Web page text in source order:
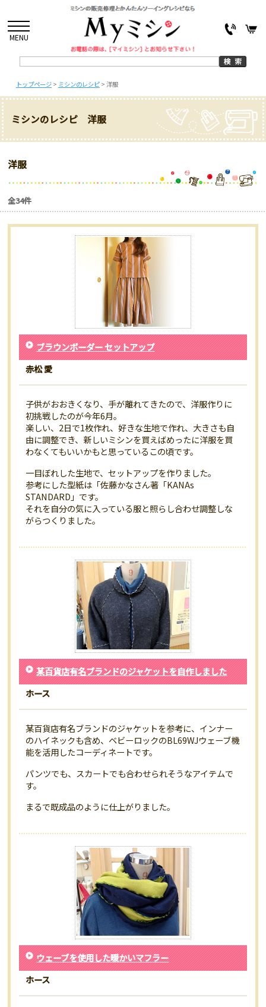
MENU
トップページ> ミシンのレシピ> 洋服
ミシンのレシピ 洋服
洋服
全34件
ブラウンボーダー セットアップ
赤松 愛
子供がおおきくなり、手が離れてきたので、洋服作りに
初挑戦したのが今年6月。
楽しい、2日で1枚作れ、好きな生地で作れ、大きさも自
由に調整でき、新しいミシンを買えばめったに洋服を買
わなくてもいいかもと思っているこの頃です。
一目ぼれした生地で、セットアップを作りました。
参考にした型紙は「佐藤かなさん著「KANAs
STANDARD」です。
それを自分の気に入っている服と照らし合わせ調整しな
がらつくりました。
某百貨店有名ブランドのジャケットを自作しました
ホース
某百貨店有名ブランドのジャケットを参考に、インナー
のハイネックも含め、ベビーロックのBL69WJウェーブ機
能を活用したコーディネートです。
パンツでも、スカートでも合わせられそうなアイテムで
す。
まるで既成品のように仕上がりました。
ウェーブを使用した暖かいマフラー
ホース